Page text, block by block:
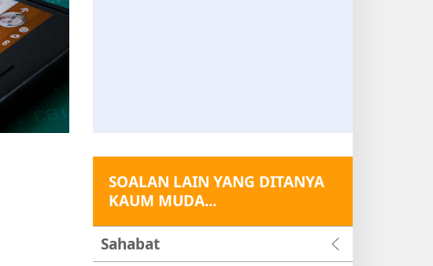
SOALAN LAIN YANG DITANYA
KAUM MUDA...
Sahabat